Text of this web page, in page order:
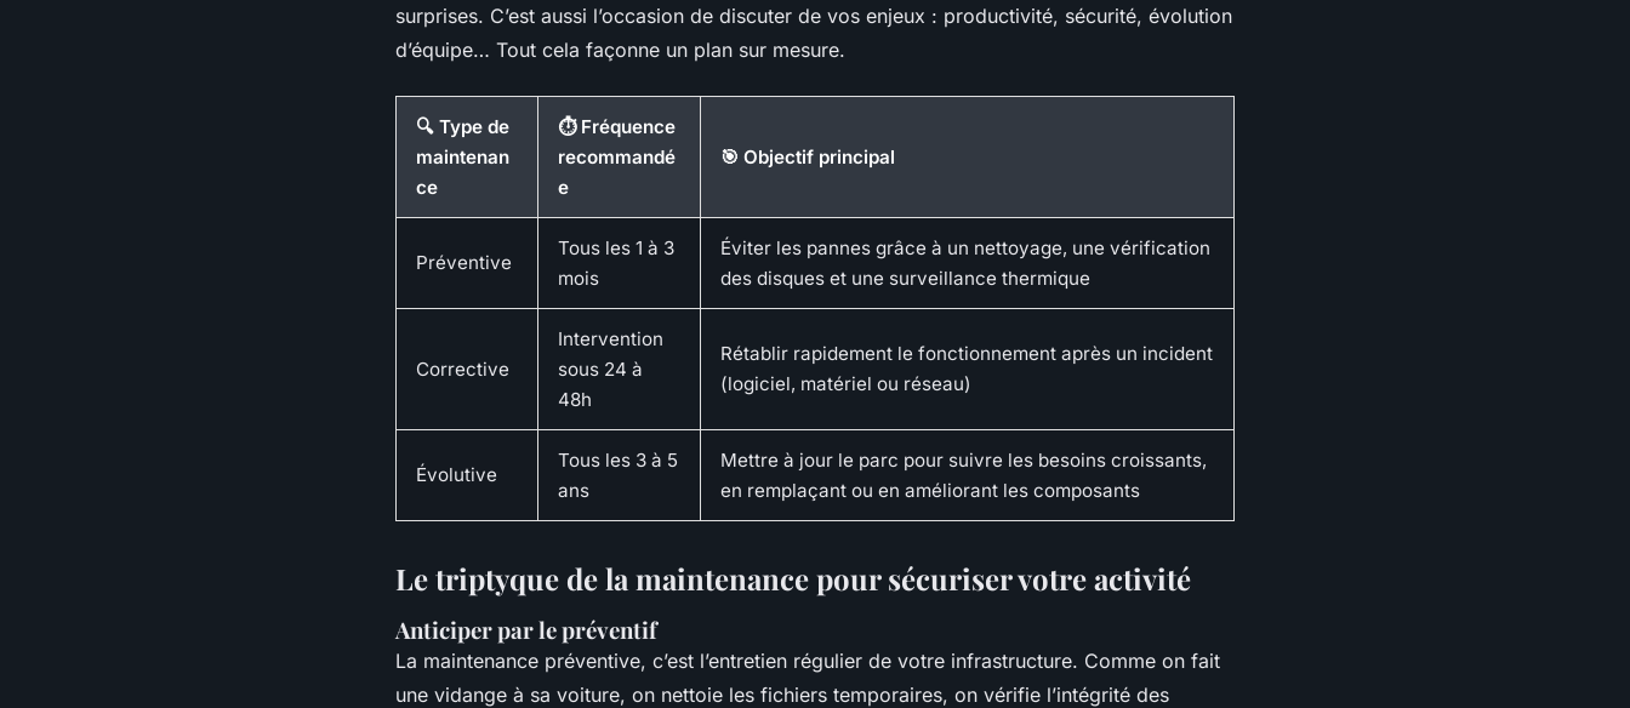
surprises. C’est aussi l’occasion de discuter de vos enjeux : productivité, sécurité, évolution
d’équipe… Tout cela façonne un plan sur mesure.
🔍 Type de
maintenan
ce
⏱️ Fréquence
recommandé
e
🎯 Objectif principal
Préventive
Tous les 1 à 3
mois
Éviter les pannes grâce à un nettoyage, une vérification
des disques et une surveillance thermique
Corrective
Intervention
sous 24 à
48h
Rétablir rapidement le fonctionnement après un incident
(logiciel, matériel ou réseau)
Évolutive
Tous les 3 à 5
ans
Mettre à jour le parc pour suivre les besoins croissants,
en remplaçant ou en améliorant les composants
Le triptyque de la maintenance pour sécuriser votre activité
Anticiper par le préventif
La maintenance préventive, c’est l’entretien régulier de votre infrastructure. Comme on fait
une vidange à sa voiture, on nettoie les fichiers temporaires, on vérifie l’intégrité des